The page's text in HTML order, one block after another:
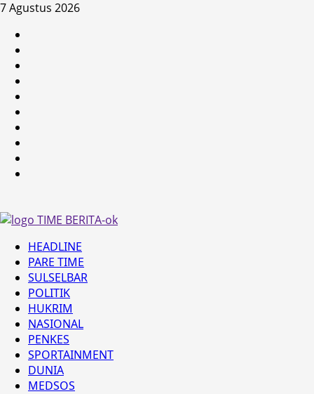
Skip
content
7 Agustus 2026
Primary
Menu
HEADLINE
PARE TIME
SULSELBAR
POLITIK
HUKRIM
NASIONAL
PENKES
SPORTAINMENT
DUNIA
MEDSOS